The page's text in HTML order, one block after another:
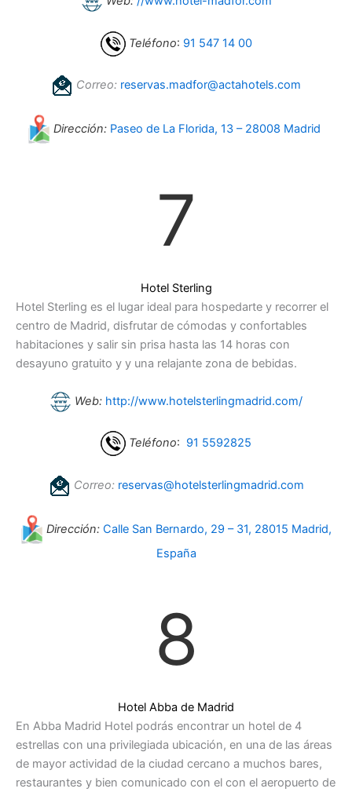
Teléfono: 91 547 14 00
Correo: reservas.madfor@actahotels.com
Dirección: Paseo de La Florida, 13 – 28008 Madrid
7
Hotel Sterling
Hotel Sterling es el lugar ideal para hospedarte y recorrer el
centro de Madrid, disfrutar de cómodas y confortables
habitaciones y salir sin prisa hasta las 14 horas con
desayuno gratuito y y una relajante zona de bebidas.
Web: http://www.hotelsterlingmadrid.com/
Teléfono: 91 5592825
Correo: reservas@hotelsterlingmadrid.com
Dirección: Calle San Bernardo, 29 – 31, 28015 Madrid,
España
8
Hotel Abba de Madrid
En Abba Madrid Hotel podrás encontrar un hotel de 4
estrellas con una privilegiada ubicación, en una de las áreas
de mayor actividad de la ciudad cercano a muchos bares,
restaurantes y bien comunicado con el con el aeropuerto de